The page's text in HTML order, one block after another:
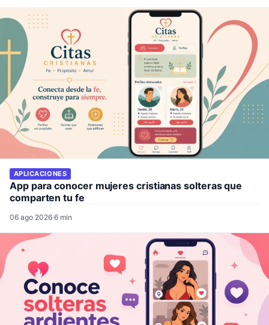
APLICACIONES
App para conocer mujeres cristianas solteras que
comparten tu fe
06 ago 2026·6 min